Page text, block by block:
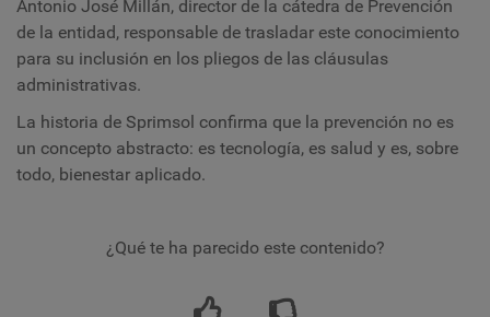
Antonio José Millán, director de la cátedra de Prevención
de la entidad, responsable de trasladar este conocimiento
para su inclusión en los pliegos de las cláusulas
administrativas.
La historia de Sprimsol confirma que la prevención no es
un concepto abstracto: es tecnología, es salud y es, sobre
todo, bienestar aplicado.
¿Qué te ha parecido este contenido?